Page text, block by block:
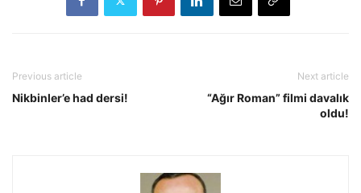
Previous article
Nikbinler’e had dersi!
Next article
“Ağır Roman” filmi davalık
oldu!